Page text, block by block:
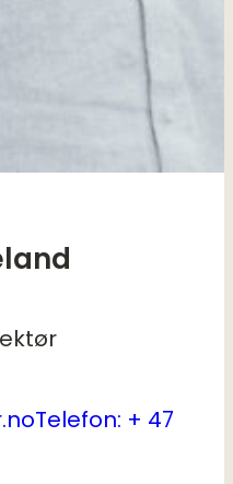
Telefon: + 47